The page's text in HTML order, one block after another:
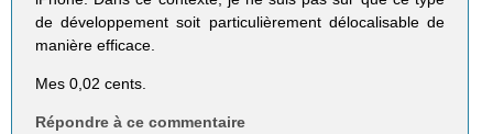
de développement soit particulièrement délocalisable de
manière efficace.
Mes 0,02 cents.
Répondre à ce commentaire